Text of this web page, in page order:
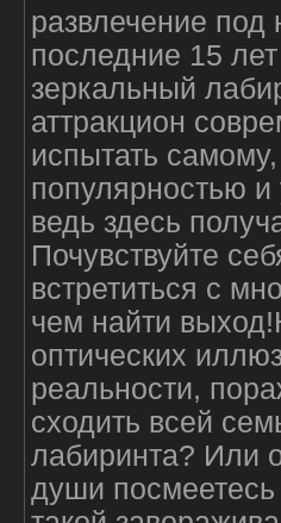
развлечение
последние 15
зеркальный
аттракцион
испытать
популярностью и
ведь здесь
Почувствуйте
встретиться с
чем найти
оптических
реальности,
сходить всей
лабиринта? Или
души посмеетесь